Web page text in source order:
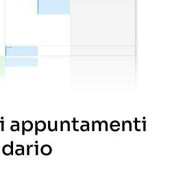
appuntamenti